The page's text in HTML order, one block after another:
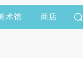
术馆 商店